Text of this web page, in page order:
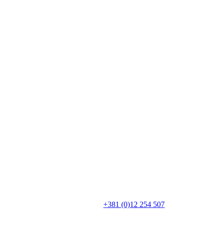
+381 (0)12 254 507